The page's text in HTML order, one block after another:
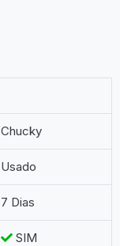
Chucky
Usado
7 Dias
SIM